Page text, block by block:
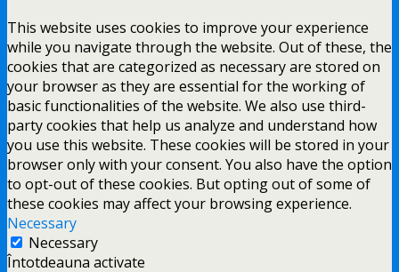
This website uses cookies to improve your experience
while you navigate through the website. Out of these, the
cookies that are categorized as necessary are stored on
your browser as they are essential for the working of
basic functionalities of the website. We also use third-
party cookies that help us analyze and understand how
you use this website. These cookies will be stored in your
browser only with your consent. You also have the option
to opt-out of these cookies. But opting out of some of
these cookies may affect your browsing experience.
Necessary
Necessary
Întotdeauna activate